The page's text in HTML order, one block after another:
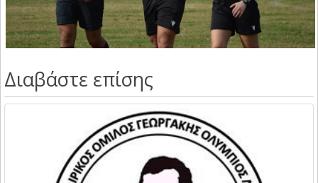
Διαβάστε επίσης